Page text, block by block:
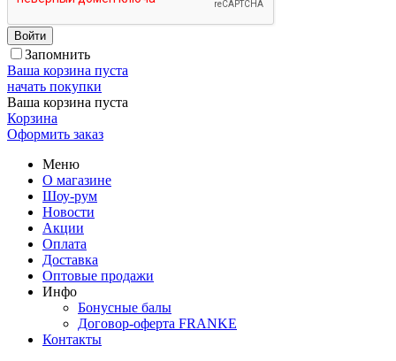
Войти
Запомнить
Ваша корзина пуста
начать покупки
Ваша корзина пуста
Корзина
Оформить заказ
Меню
О магазине
Шоу-рум
Новости
Акции
Оплата
Доставка
Оптовые продажи
Инфо
Бонусные балы
Договор-оферта FRANKE
Контакты